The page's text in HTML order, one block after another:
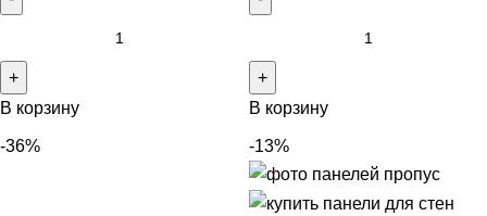
В корзину В корзину
-36% -13%